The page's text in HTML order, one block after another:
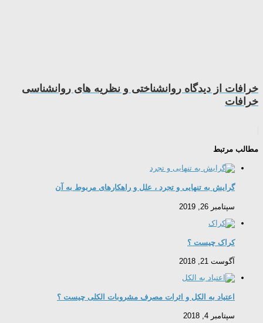
خرافات از دیدگاه روانشناختی و نظریه های روانشناسی
خرافات
مطالب مرتبط
گرایش به تنهایی و تجرد ، علل و راهکارهای مربوط به آن
سپتامبر 26, 2019
کراک چیست ؟
آگوست 21, 2018
اعتیاد به الکل و اثرات مصرف مشروبات الکلی چیست ؟
سپتامبر 4, 2018